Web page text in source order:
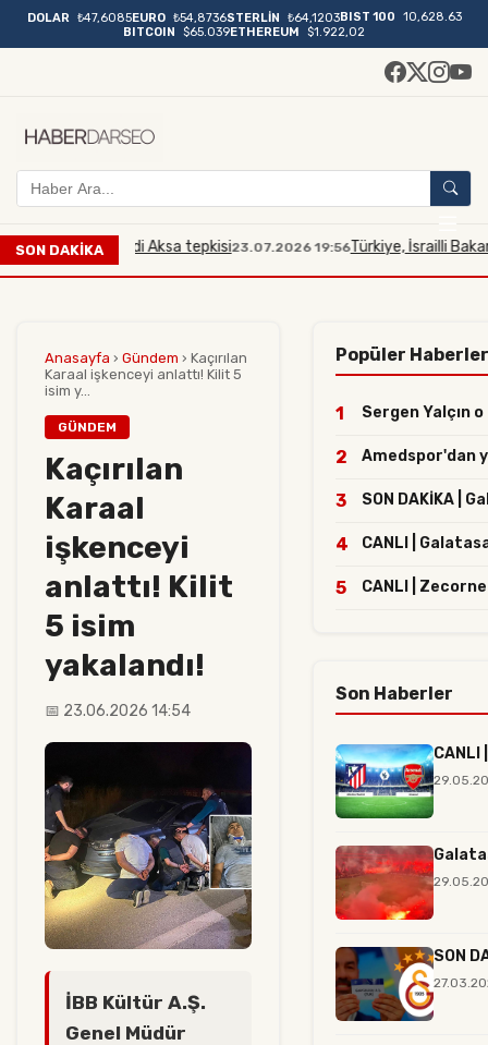
DOLAR ₺47,6085EURO ₺54,8736STERLİN ₺64,1203BIST 100
10,628.63
BITCOIN
$65.039ETHEREUM $1.922,02
SON DAKİKA
Mescidi Aksa tepkisi23.07.2026 19:56Türkiye, İsrailli Bakan'ın
Anasayfa › Gündem › Kaçırılan
Karaal işkenceyi anlattı! Kilit 5
isim y...
GÜNDEM
Kaçırılan
Karaal
işkenceyi
anlattı! Kilit
5 isim
yakalandı!
📅 23.06.2026 14:54
İBB Kültür A.Ş.
Genel Müdür
Popüler Haberler
1 Sergen Yalçın
2 Amedspor'dan
3 SON DAKİKA |
4 CANLI |
5 CANLI |
Son Haberler
CANLI
SON